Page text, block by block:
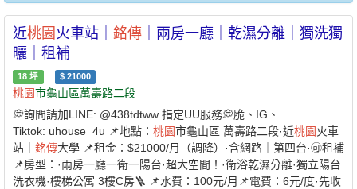
近桃園 火車站｜ 銘傳 ｜兩房一廳｜乾濕分離｜獨洗獨
曬｜租補
18 坪 $ 21000
桃園市龜山區萬壽路二段
💭詢問請加LINE: @438tdtww 指定UU服務💭脆、IG、
Tiktok: uhouse_4u 📌地點： 桃園市龜山區 萬壽路二段·近桃園火車
站｜ 銘傳大學 📌租金：$21000/月（調降）·含網路｜第四台·🉑租補
📌房型：·兩房一廳一衛一陽台·超大空間！·衛浴乾濕分離·獨立陽台
洗衣機·樓梯公寓 3樓C房🪜 📌水費：100元/月📌電費：6元/度·先收